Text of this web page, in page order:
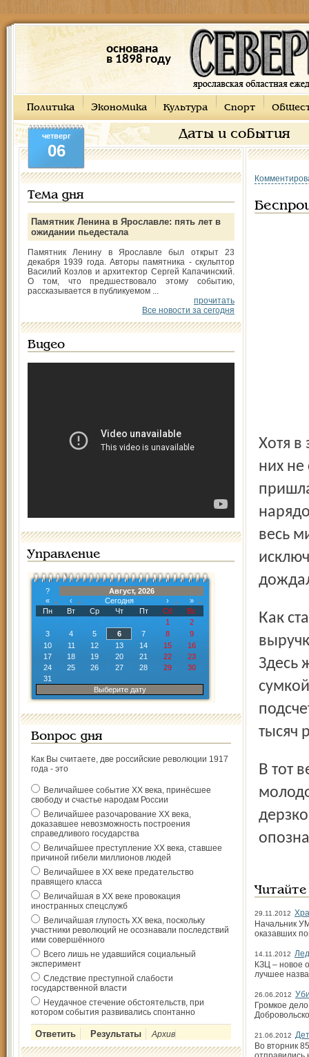
основана
в 1898 году
Политика Экономика Культура Спорт
Даты и события
четверг
06
Тема дня
Памятник Ленина в Ярославле: пять лет в
ожидании пьедестала
Памятник Ленину в Ярославле был открыт 23
декабря 1939 года. Авторы памятника - скульптор
Василий Козлов и архитектор Сергей Капачинский.
О том, что предшествовало этому событию,
рассказывается в публикуемом ...
прочитать
Все новости за сегодня
Видео
Управление
?
Август, 2026
«
‹ Сегодня ›
»
Пн
Вт Ср Чт Пт Сб
Вс
1
2
3
4 5 6 7 8
9
10
11 12 13 14 15
16
17
18 19 20 21 22
23
24
25 26 27 28 29
30
31
Выберите дату
Вопрос дня
Как Вы считаете, две российские революции 1917
года - это
Величайшее событие ХХ века, принёсшее
свободу и счастье народам России
Величайшее разочарование ХХ века,
доказавшее невозможность построения
справедливого государства
Величайшее преступление ХХ века, ставшее
причиной гибели миллионов людей
Величайшее в ХХ веке предательство
правящего класса
Величайшая в ХХ веке провокация
иностранных спецслужб
Величайшая глупость ХХ века, поскольку
участники революций не осознавали последствий
ими совершённого
Всего лишь не удавшийся социальный
эксперимент
Следствие преступной слабости
государственной власти
Неудачное стечение обстоятельств, при
котором события развивались спонтанно
Архив
Хотя в это время на улице Некрасова были люди, никто из
них не
весь
Как стало известно, в похищенной сумке находилась
Здесь
тысяч
В тот вечер сотрудниками милиции был задержан
29.11.2012
Начальник
оказавших
14.11.2012
КЗЦ – новое
лучшее
26.06.2012
Громкое
21.06.2012
Во вторник